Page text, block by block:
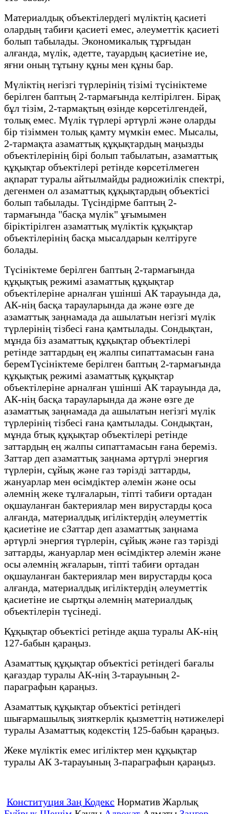
Материалдық объектілердегі мүліктің қасиеті
олардың табиғи қасиеті емес, әлеуметтік қасиеті
болып табылады. Экономикалық тұрғыдан
алғанда, мүлік, әдетте, тауардың қасиетіне ие,
яғни оның тұтыну құны мен құны бар.
Мүліктің негізгі түрлерінің тізімі түсініктеме
берілген баптың 2-тармағында келтірілген. Бірақ
бұл тізім, 2-тармақтың өзінде көрсетілгендей,
толық емес. Мүлік түрлері әртүрлі және оларды
бір тізіммен толық қамту мүмкін емес. Мысалы,
2-тармақта азаматтық құқықтардың маңызды
объектілерінің бірі болып табылатын, азаматтық
құқықтар объектілері ретінде көрсетілмеген
ақпарат туралы айтылмайды радиожиілік спектрі,
дегенмен ол азаматтық құқықтардың объектісі
болып табылады. Түсіндірме баптың 2-
тармағында "басқа мүлік" ұғымымен
біріктірілген азаматтық мүліктік құқықтар
объектілерінің басқа мысалдарын келтіруге
болады.
Түсініктеме берілген баптың 2-тармағында
құқықтық режимі азаматтық құқықтар
объектілеріне арналған үшінші АК тарауында да,
АК-нің басқа тарауларында да және өзге де
азаматтық заңнамада да ашылатын негізгі мүлік
түрлерінің тізбесі ғана қамтылады. Сондықтан,
мұнда біз азаматтық құқықтар объектілері
ретінде заттардың ең жалпы сипаттамасын ғана
беремТүсініктеме берілген баптың 2-тармағында
құқықтық режимі азаматтық құқықтар
объектілеріне арналған үшінші АК тарауында да,
АК-нің басқа тарауларында да және өзге де
азаматтық заңнамада да ашылатын негізгі мүлік
түрлерінің тізбесі ғана қамтылады. Сондықтан,
мұнда бтық құқықтар объектілері ретінде
заттардың ең жалпы сипаттамасын ғана береміз.
Заттар деп азаматтық заңнама әртүрлі энергия
түрлерін, сұйық және газ тәрізді заттарды,
жануарлар мен өсімдіктер әлемін және осы
әлемнің жеке тұлғаларын, тіпті табиғи ортадан
оқшауланған бактериялар мен вирустарды қоса
алғанда, материалдық игіліктердің әлеуметтік
қасиетіне ие сЗаттар деп азаматтық заңнама
әртүрлі энергия түрлерін, сұйық және газ тәрізді
заттарды, жануарлар мен өсімдіктер әлемін және
осы әлемнің жғаларын, тіпті табиғи ортадан
оқшауланған бактериялар мен вирустарды қоса
алғанда, материалдық игіліктердің әлеуметтік
қасиетіне ие сыртқы әлемнің материалдық
объектілерін түсінеді.
Құқықтар объектісі ретінде ақша туралы АК-нің
127-бабын қараңыз.
Азаматтық құқықтар объектісі ретіндегі бағалы
қағаздар туралы АК-нің 3-тарауының 2-
параграфын қараңыз.
Азаматтық құқықтар объектісі ретіндегі
шығармашылық зияткерлік қызметтің нәтижелері
туралы Азаматтық кодекстің 125-бабын қараңыз.
Жеке мүліктік емес игіліктер мен құқықтар
туралы АК 3-тарауының 3-параграфын қараңыз.
Конституция Заң Кодекс Норматив Жарлық